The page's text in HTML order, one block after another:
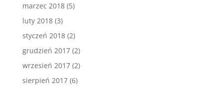
marzec 2018(5)
luty 2018(3)
styczeń 2018(2)
grudzień 2017(2)
wrzesień 2017(2)
sierpień 2017(6)